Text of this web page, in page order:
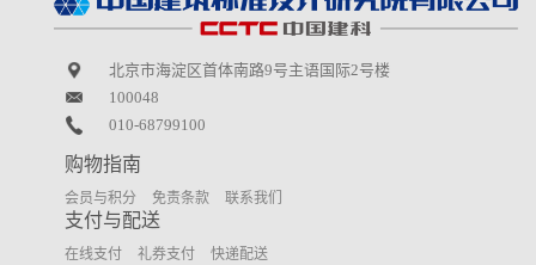
北京市海淀区首体南路9号主语国际2号楼
100048
010-68799100
购物指南
会员与积分 免责条款 联系我们
支付与配送
在线支付 礼券支付 快递配送